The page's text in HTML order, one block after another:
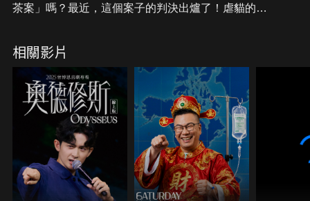
茶案」嗎？最近，這個案子的判決出爐了！虐貓的兇
待動物被關
今天，就讓我們一起來聊聊「動物保護法」吧！
相關影片